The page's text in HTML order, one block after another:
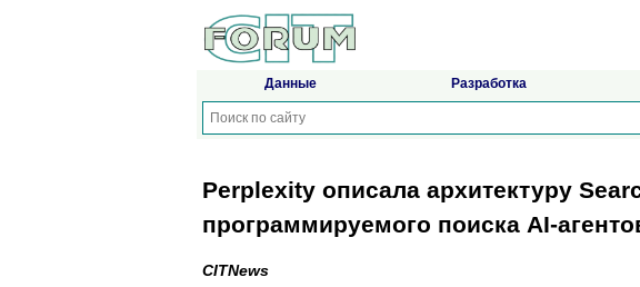
Данные Разработка
Perplexity описала архитектуру
программируемого поиска AI-
CITNews